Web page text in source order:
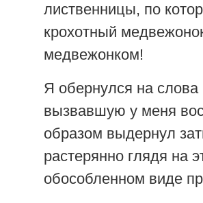
лиственницы, по
крохотный
медвежонком!
Я обернулся на слова
вызвавшую у меня
образом выдернул
растерянно глядя на
обособленном виде